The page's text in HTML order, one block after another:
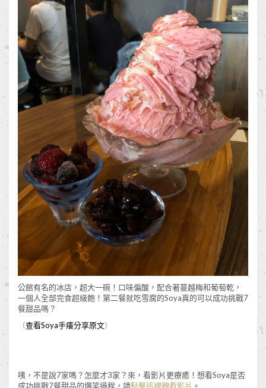
公館有名的冰店，超大一碗！口味偏酸，配合著蔓越梅和葡萄乾，
一個人全部完食超級飽！第二餐就吃雪腐的Soya真的可以成功挑戰7
餐甜品嗎？
（查看Soya手癢分享原文）
咦，不是說7家嗎？怎麼才3家？來，看影片更療癒！想看Soya是否
成功挑戰7餐甜品的爆笑過程，請點擊這裡觀看影片 。